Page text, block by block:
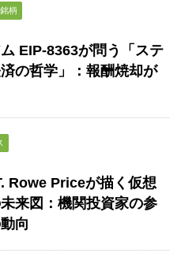
柄
EIP-8363が問う「ステ
の哲学」：報酬焼却が
Rowe Priceが描く仮想
来図：機関投資家の参
向